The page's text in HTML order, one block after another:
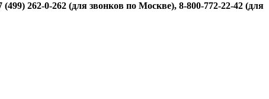
262-0-262 (для звонков по Москве), 8-800-772-22-42 (для